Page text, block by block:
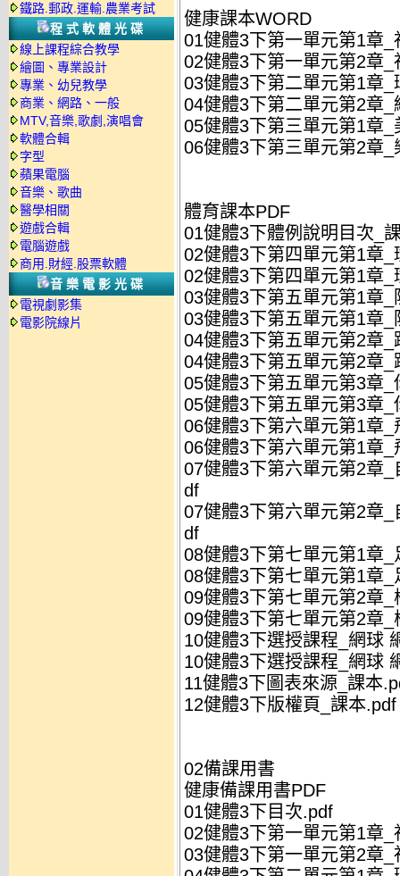
鐵路.郵政.運輸.農業考試
程式軟體光碟
線上課程綜合教學
繪圖、專業設計
專業、幼兒教學
商業、網路、一般
MTV,音樂,歌劇,演唱會
軟體合輯
字型
蘋果電腦
音樂、歌曲
醫學相關
遊戲合輯
電腦遊戲
商用.財經.股票軟體
音樂電影光碟
電視劇影集
電影院線片
健康課本WORD
01健體3下第一單元第1章
02健體3下第一單元第2章
03健體3下第二單元第1章
04健體3下第二單元第2章
05健體3下第三單元第1章
06健體3下第三單元第2章
體育課本PDF
01健體3下體例說明目次_
02健體3下第四單元第1章
02健體3下第四單元第1章
03健體3下第五單元第1章
03健體3下第五單元第1章
04健體3下第五單元第2章
04健體3下第五單元第2章
05健體3下第五單元第3章
05健體3下第五單元第3章
06健體3下第六單元第1章
06健體3下第六單元第1章
07健體3下第六單元第2章
df
07健體3下第六單元第2章
df
08健體3下第七單元第1章
08健體3下第七單元第1章
09健體3下第七單元第2章
09健體3下第七單元第2章
10健體3下選授課程_網球
10健體3下選授課程_網球
11健體3下圖表來源_課本
12健體3下版權頁_課本.pdf
02備課用書
健康備課用書PDF
01健體3下目次.pdf
02健體3下第一單元第1章
03健體3下第一單元第2章